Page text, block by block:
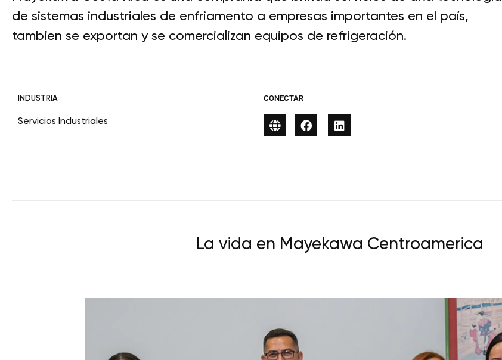
de sistemas industriales de enfriamento a empresas importantes en el país,
tambien se exportan y se comercializan equipos de refrigeración.
INDUSTRIA
Servicios Industriales
CONECTAR
La vida en Mayekawa Centroamerica